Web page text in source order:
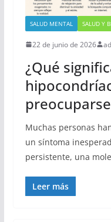
SALUD MENTAL SALUD Y
22 de junio de 2026
¿Qué
Muchas personas
un síntoma
persistente, una
Leer más